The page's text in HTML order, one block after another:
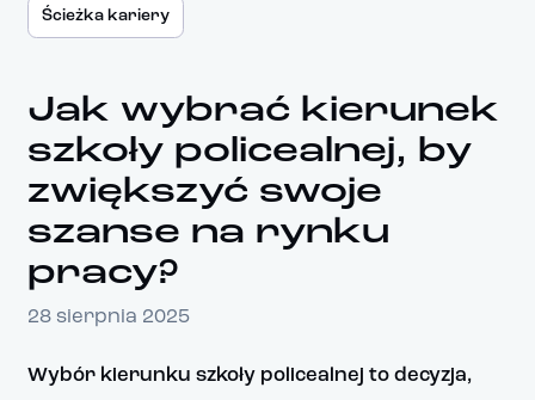
Ścieżka kariery
Jak wybrać kierunek
szkoły policealnej, by
zwiększyć swoje
szanse na rynku
pracy?
28 sierpnia 2025
Wybór kierunku szkoły policealnej to decyzja,